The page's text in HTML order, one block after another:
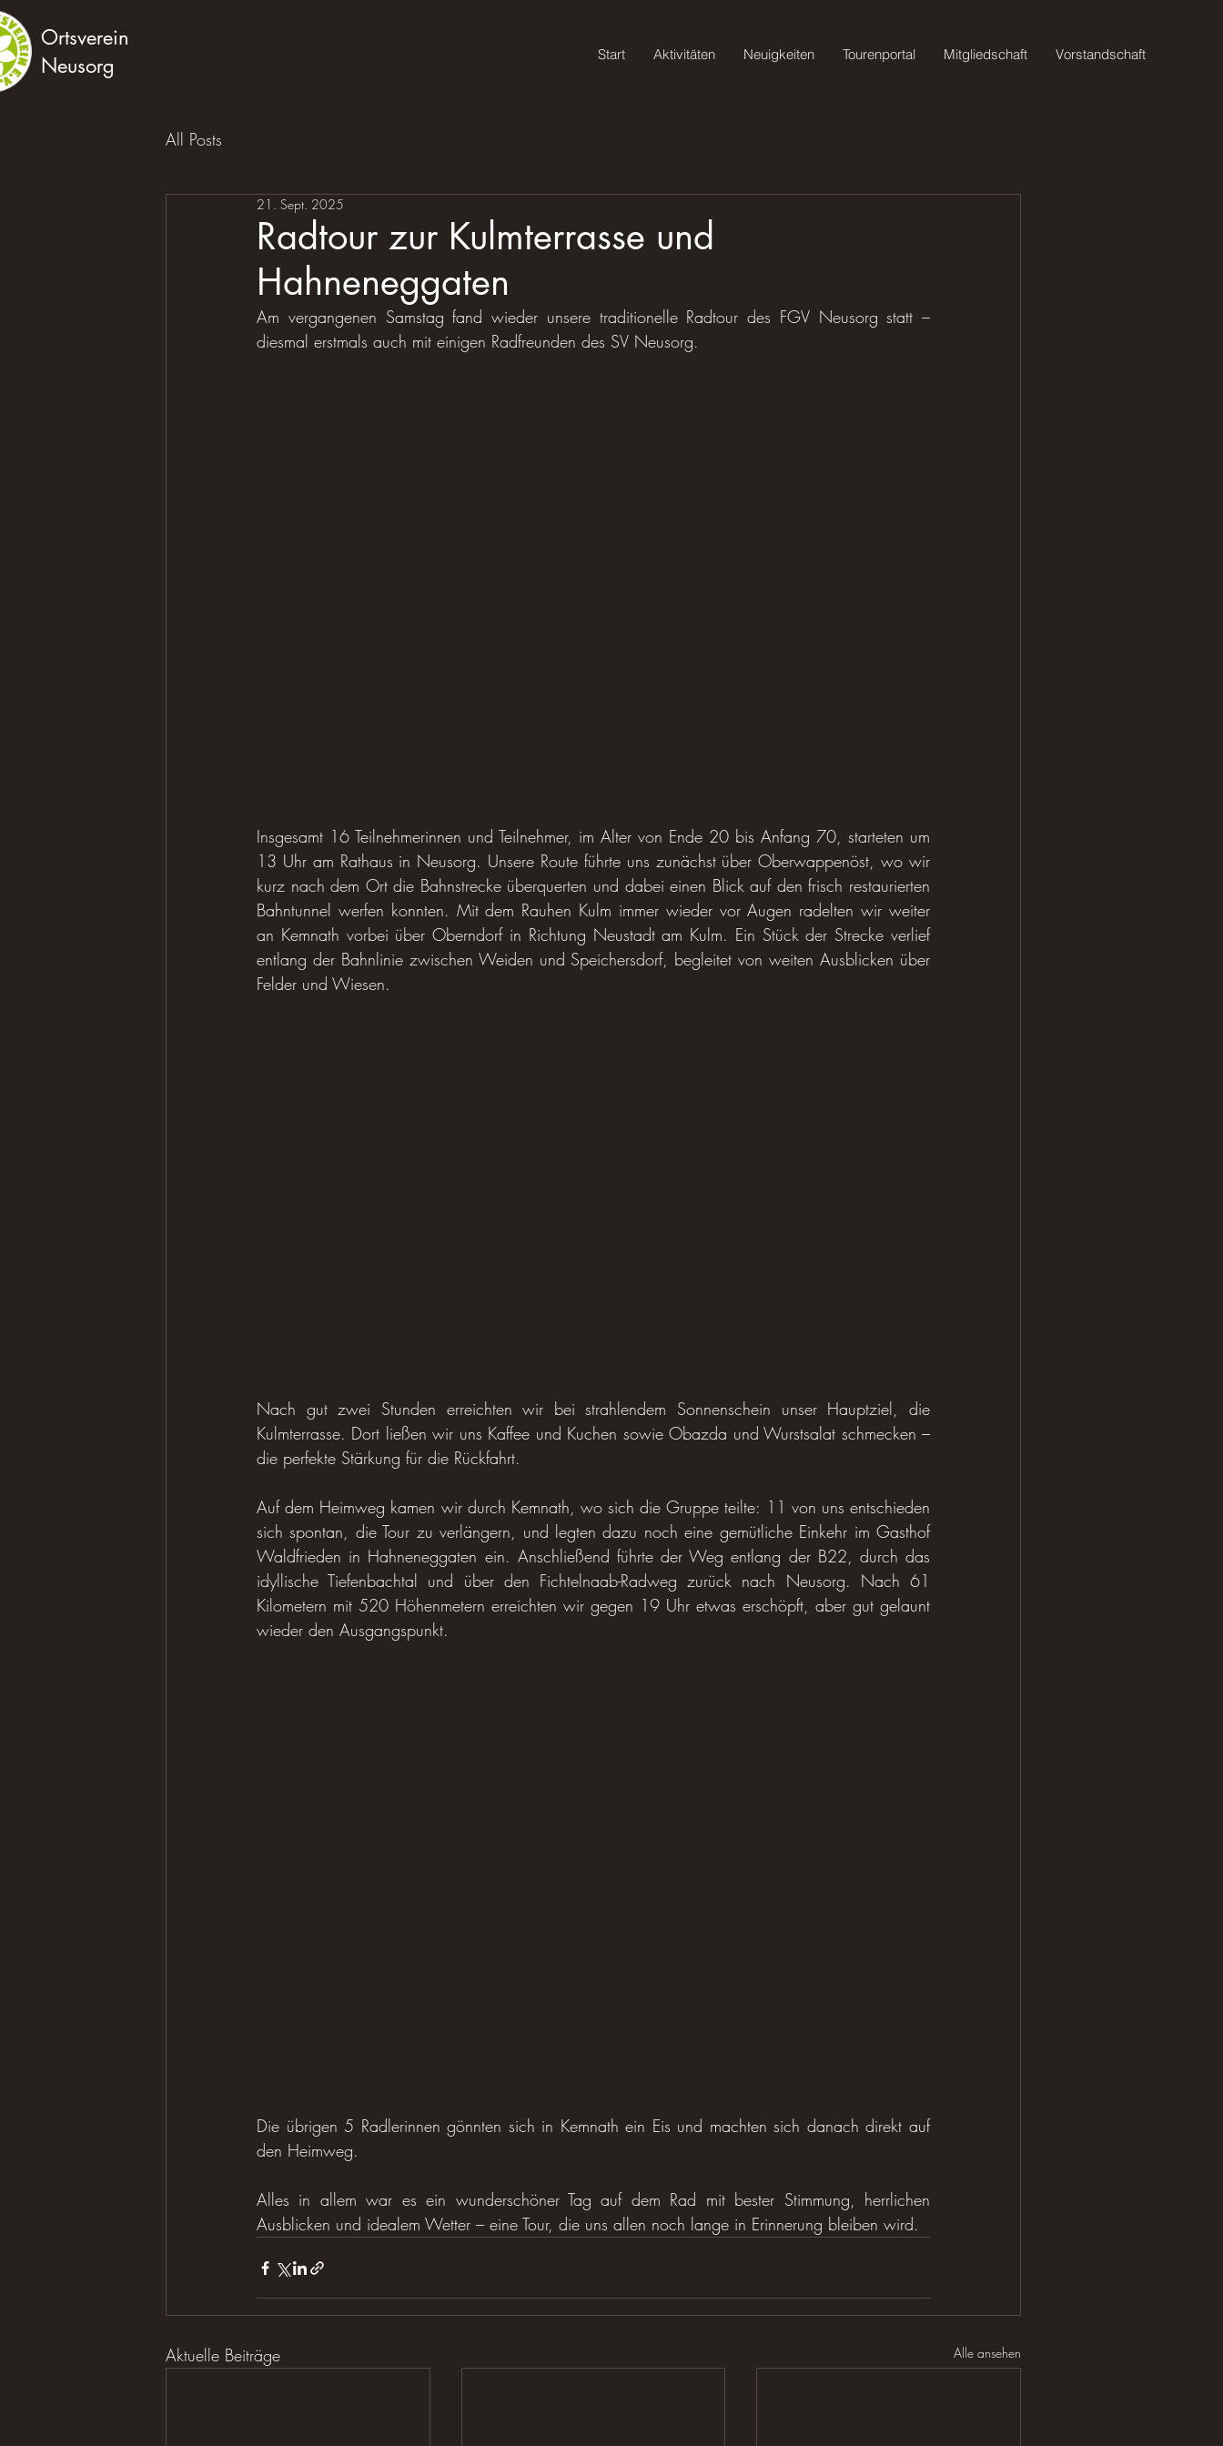
Ortsverein
Neusorg
Start Aktivitäten Neuigkeiten Tourenportal Mitgliedschaft Vorstandschaft
All Posts
Radtour zur Kulmterrasse und
Hahneneggaten
21. Sept. 2025
Am vergangenen Samstag fand wieder unsere traditionelle Radtour des FGV Neusorg statt –
diesmal erstmals auch mit einigen Radfreunden des SV Neusorg.
Insgesamt 16 Teilnehmerinnen und Teilnehmer, im Alter von Ende 20 bis Anfang 70, starteten um
13 Uhr am Rathaus in Neusorg. Unsere Route führte uns zunächst über Oberwappenöst, wo wir
kurz nach dem Ort die Bahnstrecke überquerten und dabei einen Blick auf den frisch restaurierten
Bahntunnel werfen konnten. Mit dem Rauhen Kulm immer wieder vor Augen radelten wir weiter
an Kemnath vorbei über Oberndorf in Richtung Neustadt am Kulm. Ein Stück der Strecke verlief
entlang der Bahnlinie zwischen Weiden und Speichersdorf, begleitet von weiten Ausblicken über
Felder und Wiesen.
Nach gut zwei Stunden erreichten wir bei strahlendem Sonnenschein unser Hauptziel, die
Kulmterrasse. Dort ließen wir uns Kaffee und Kuchen sowie Obazda und Wurstsalat schmecken –
die perfekte Stärkung für die Rückfahrt.
Auf dem Heimweg kamen wir durch Kemnath, wo sich die Gruppe teilte: 11 von uns entschieden
sich spontan, die Tour zu verlängern, und legten dazu noch eine gemütliche Einkehr im Gasthof
Waldfrieden in Hahneneggaten ein. Anschließend führte der Weg entlang der B22, durch das
idyllische Tiefenbachtal und über den Fichtelnaab-Radweg zurück nach Neusorg. Nach 61
Kilometern mit 520 Höhenmetern erreichten wir gegen 19 Uhr etwas erschöpft, aber gut gelaunt
wieder den Ausgangspunkt.
Die übrigen 5 Radlerinnen gönnten sich in Kemnath ein Eis und machten sich danach direkt auf
den Heimweg.
Alles in allem war es ein wunderschöner Tag auf dem Rad mit bester Stimmung, herrlichen
Ausblicken und idealem Wetter – eine Tour, die uns allen noch lange in Erinnerung bleiben wird.
Aktuelle Beiträge Alle ansehen